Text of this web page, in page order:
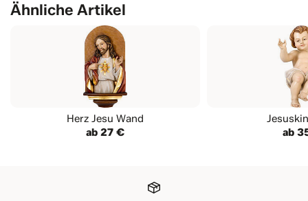
Ähnliche Artikel
Herz Jesu Wand
ab 27 €
ab